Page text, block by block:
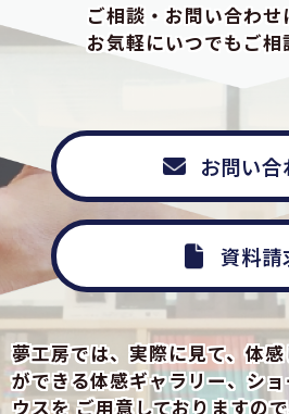
ご相談・お問い合わせ
お気軽にいつでもご相
お問い合
資料請
夢工房では、実際に見て、体
ができる体感ギャラリー、シ
ウスをご用意しておりますの